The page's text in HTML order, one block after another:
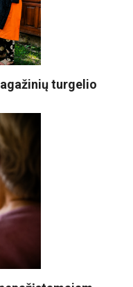
turgelio